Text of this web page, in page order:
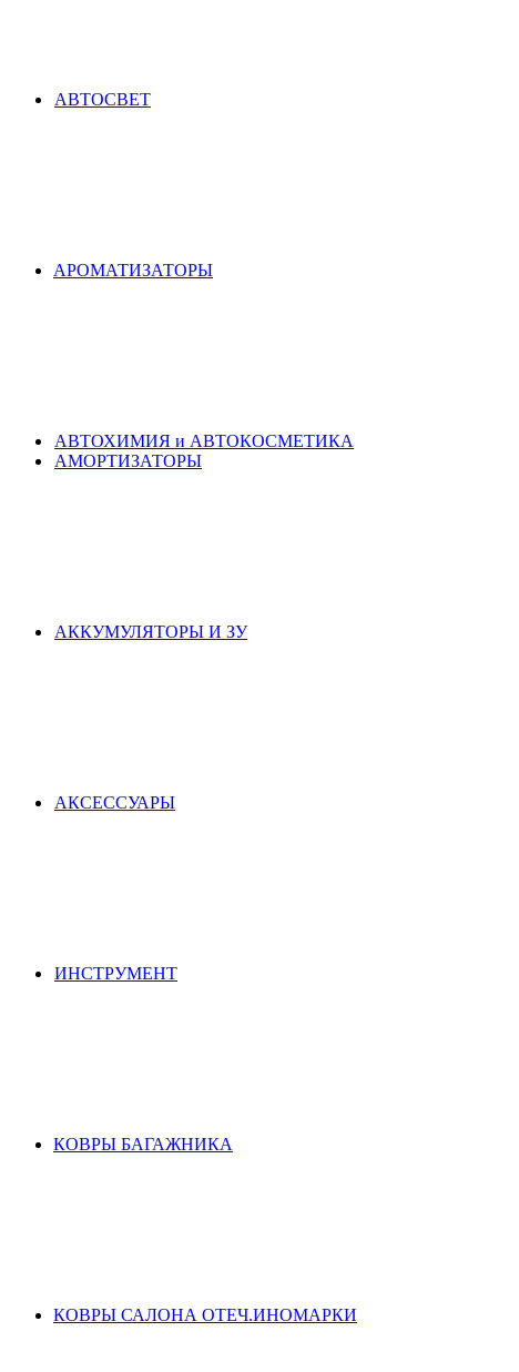
АВТОСВЕТ
АРОМАТИЗАТОРЫ
АВТОХИМИЯ и АВТОКОСМЕТИКА
АМОРТИЗАТОРЫ
АККУМУЛЯТОРЫ И ЗУ
АКСЕСCУАРЫ
ИНСТРУМЕНТ
КОВРЫ БАГАЖНИКА
КОВРЫ САЛОНА ОТЕЧ.ИНОМАРКИ